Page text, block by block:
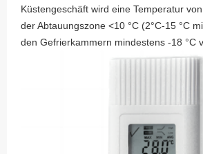
Küstengeschäft wird eine Temperatur
der Abtauungszone <10 °C (2°C-15 °C
den Gefrierkammern mindestens -18 °C